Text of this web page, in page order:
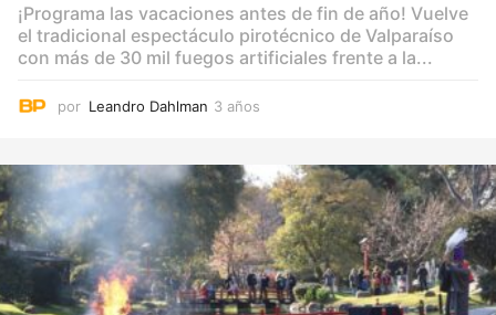
¡Programa las vacaciones antes de fin de año! Vuelve
el tradicional espectáculo pirotécnico de Valparaíso
con más de 30 mil fuegos artificiales frente a la...
por Leandro Dahlman 3 años
s